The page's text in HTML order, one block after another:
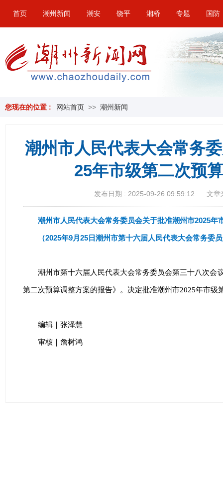
首页 潮州新闻 潮安 饶平 湘桥 专题 国防
您现在的位置 : 网站首页 >> 潮州新闻
潮州市人民代表大会常务
25年市级第二次预
发布日期 : 2025-09-26 09:59:12 文章
潮州市人民代表大会常务委员会关于批准潮州市2025年
（2025年9月25日潮州市第十六届人民代表大会常务委
潮州市第十六届人民代表大会常务委员会第三十八次会
第二次预算调整方案的报告》。决定批准潮州市2025年市级
编辑｜张泽慧
审核｜詹树鸿